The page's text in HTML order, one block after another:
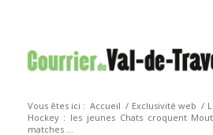
Vous êtes ici : Accueil / Exclusivité web /
Hockey : les jeunes Chats croquent
matches ...